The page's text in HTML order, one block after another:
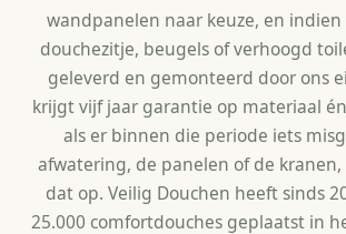
wandpanelen naar keuze, en
douchezitje, beugels of verhoogd
geleverd en gemonteerd door ons
krijgt vijf jaar garantie op materiaal
als er binnen die periode iets
afwatering, de panelen of de kranen,
dat op. Veilig Douchen heeft sinds
25.000 comfortdouches geplaatst in